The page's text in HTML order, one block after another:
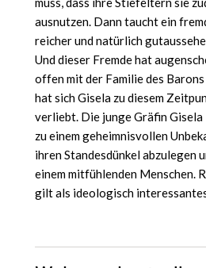
ausnutzen. Dann taucht ein
reicher und natürlich
Und dieser Fremde hat
offen mit der Familie des
hat sich Gisela zu diesem
verliebt. Die junge Gräfin
zu einem geheimnisvollen
ihren Standesdünkel abzulegen
einem mitfühlenden Menschen.
gilt als ideologisch